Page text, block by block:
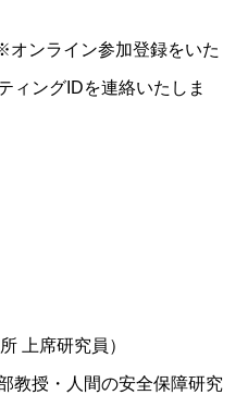
ンライン参加登録をいた
ィングIDを連絡いたしま
上席研究員）
教授・人間の安全保障研究